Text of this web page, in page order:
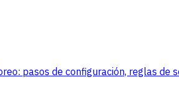
pasos de configuración, reglas de